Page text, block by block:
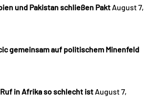
und Pakistan schließen Pakt August 7,
gemeinsam auf politischem Minenfeld
in Afrika so schlecht ist August 7,